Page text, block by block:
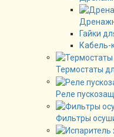
Гайки
Кабель-
Термостаты
Реле
Фильтры